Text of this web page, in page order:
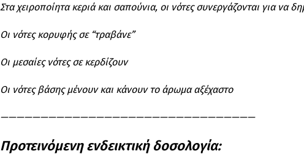
Στα χειροποίητα κεριά και σαπούνια, οι νότες συνεργάζονται για
Οι νότες κορυφής σε “τραβάνε”
Οι μεσαίες νότες σε κερδίζουν
Οι νότες βάσης μένουν και κάνουν το άρωμα αξέχαστο
————————————————————————————————
Προτεινόμενη ενδεικτική δοσολογία: